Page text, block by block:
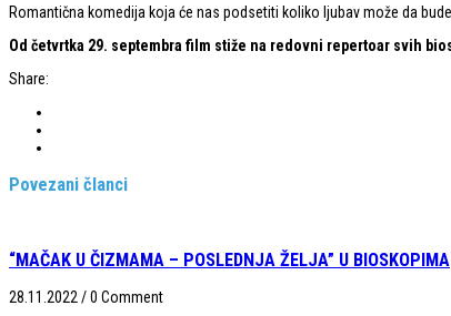
Romantična komedija koja će nas podsetiti koliko ljubav može da
Od četvrtka 29. septembra film stiže na redovni repertoar svih
Share:
Povezani članci
“MAČAK U ČIZMAMA – POSLEDNJA ŽELJA” U BIOSKOPIMA
28.11.2022 /0 Comment